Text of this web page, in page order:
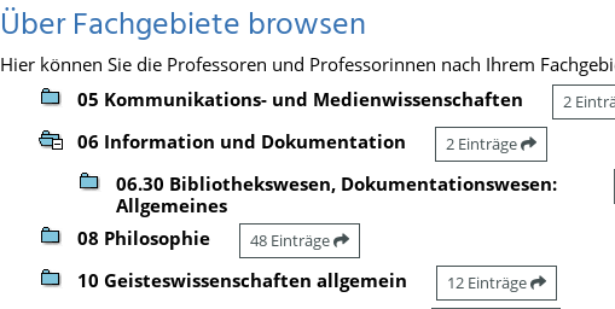
Über Fachgebiete browsen
Hier können Sie die Professoren und Professorinnen nach Ihrem
05 Kommunikations- und Medienwissenschaften
2
06 Information und Dokumentation 2 Einträge
06.30 Bibliothekswesen, Dokumentationswesen:
Allgemeines
08 Philosophie 48 Einträge
10 Geisteswissenschaften allgemein 12 Einträge